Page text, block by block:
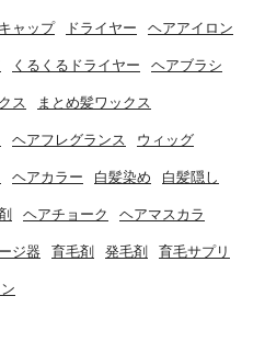
ャップ ドライヤー ヘアアイロン
くるくるドライヤー ヘアブラシ
ス まとめ髪ワックス
ヘアフレグランス ウィッグ
ヘアカラー 白髪染め 白髪隠し
ヘアチョーク ヘアマスカラ
ジ器 育毛剤 発毛剤 育毛サプリ